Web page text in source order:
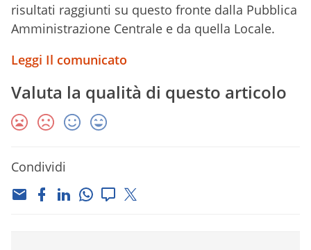
risultati raggiunti su questo fronte dalla Pubblica
Amministrazione Centrale e da quella Locale.
Leggi Il comunicato
Valuta la qualità di questo articolo
Condividi